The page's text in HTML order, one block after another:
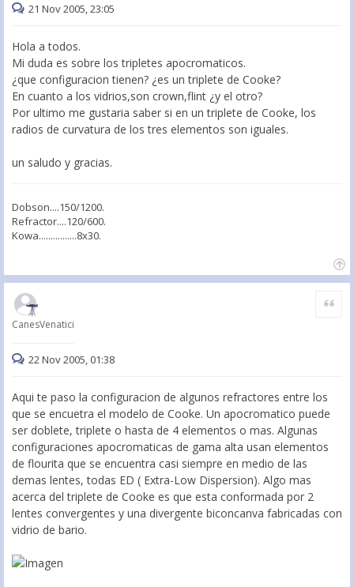
21 Nov 2005, 23:05
Hola a todos.
Mi duda es sobre los tripletes apocromaticos.
¿que configuracion tienen? ¿es un triplete de Cooke?
En cuanto a los vidrios,son crown,flint ¿y el otro?
Por ultimo me gustaria saber si en un triplete de Cooke, los
radios de curvatura de los tres elementos son iguales.
un saludo y gracias.
Dobson....150/1200.
Refractor....120/600.
Kowa................8x30.
CanesVenatici
Citar
22 Nov 2005, 01:38
Aqui te paso la configuracion de algunos refractores entre los
que se encuetra el modelo de Cooke. Un apocromatico puede
ser doblete, triplete o hasta de 4 elementos o mas. Algunas
configuraciones apocromaticas de gama alta usan elementos
de flourita que se encuentra casi siempre en medio de las
demas lentes, todas ED ( Extra-Low Dispersion). Algo mas
acerca del triplete de Cooke es que esta conformada por 2
lentes convergentes y una divergente biconcanva fabricadas con
vidrio de bario.